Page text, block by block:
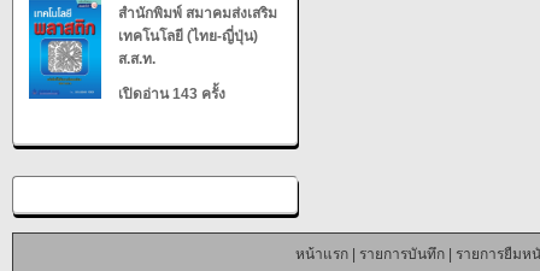
สำนักพิมพ์ สมาคมส่งเสริม
เทคโนโลยี (ไทย-ญี่ปุ่น)
ส.ส.ท.
เปิดอ่าน 143 ครั้ง
หน้าแรก| รายการบันทึก| รายการยืมห